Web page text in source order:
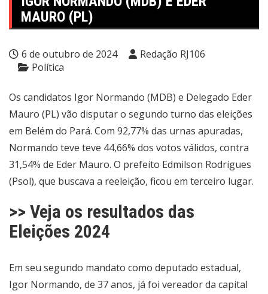
MAURO (PL)
6 de outubro de 2024
Redação RJ106
Política
Os candidatos Igor Normando (MDB) e Delegado Eder
Mauro (PL) vão disputar o segundo turno das eleições
em Belém do Pará. Com 92,77% das urnas apuradas,
Normando teve teve 44,66% dos votos válidos, contra
31,54% de Eder Mauro. O prefeito Edmilson Rodrigues
(Psol), que buscava a reeleição, ficou em terceiro lugar.
>> Veja os resultados das
Eleições 2024
Em seu segundo mandato como deputado estadual,
Igor Normando, de 37 anos, já foi vereador da capital